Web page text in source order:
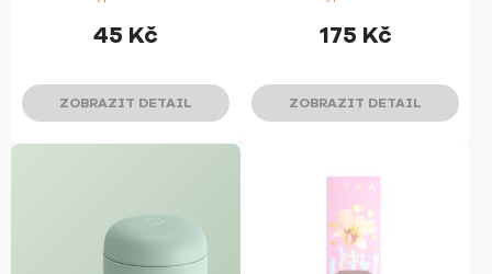
45 Kč
ZOBRAZIT DETAIL
175 Kč
ZOBRAZIT DETAIL